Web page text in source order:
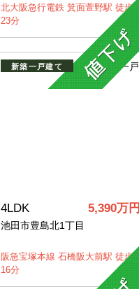
北大阪急行電鉄 箕面萱野駅 徒歩
23分
新築一戸建て
4LDK 5,390万円
池田市豊島北1丁目
阪急宝塚本線 石橋阪大前駅 徒歩
16分